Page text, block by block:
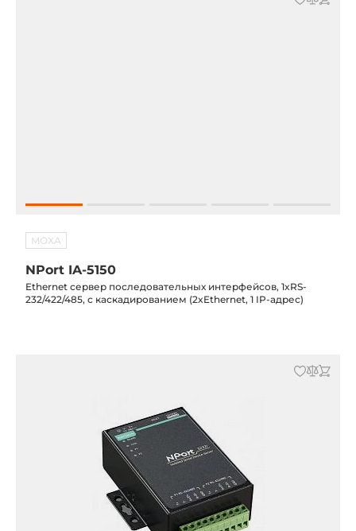
MOXA
NPort IA-5150
Ethernet сервер последовательных интерфейсов, 1xRS-
232/422/485, с каскадированием (2xEthernet, 1 IP-адрес)